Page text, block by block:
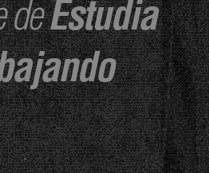
deEstudia